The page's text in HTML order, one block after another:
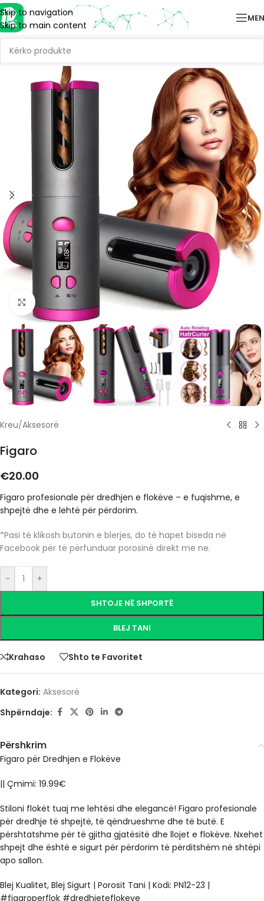
Skip to navigation
Skip to main content
Click to enlarge
Kreu/Aksesorë
Figaro
€20.00
Figaro profesionale për dredhjen e flokëve – e fuqishme, e
shpejtë dhe e lehtë për përdorim.
*Pasi të klikosh butonin e blerjes, do të hapet biseda në
Facebook për të përfunduar porosinë direkt me ne.
- +
SHTOJE NË SHPORTË
BLEJ TANI
Krahaso Shto te Favoritet
Kategori: Aksesorë
Shpërndaje:
Përshkrim
Figaro për Dredhjen e Flokëve
|| Çmimi: 19.99€
Stiloni flokët tuaj me lehtësi dhe elegancë! Figaro profesionale
për dredhje të shpejtë, të qëndrueshme dhe të butë. E
përshtatshme për të gjitha gjatësitë dhe llojet e flokëve. Nxehet
shpejt dhe është e sigurt për përdorim të përditshëm në shtëpi
apo sallon.
Blej Kualitet, Blej Sigurt | Porosit Tani | Kodi: PN12-23 |
#figaroperflok #dredhjeteflokeve